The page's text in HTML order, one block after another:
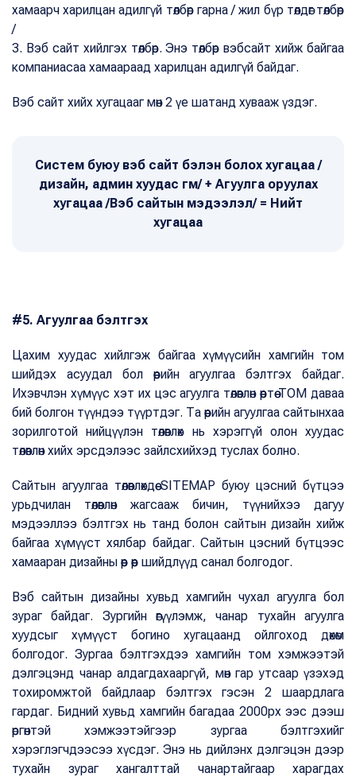
хамаарч харилцан адилгүй төлбөр гарна / жил бүр төлдөг төлбөр
/
3. Вэб сайт хийлгэх төлбөр. Энэ төлбөр вэбсайт хийж байгаа
компаниасаа хамаараад харилцан адилгүй байдаг.
Вэб сайт хийх хугацааг мөн 2 үе шатанд хувааж үздэг.
Систем буюу вэб сайт бэлэн болох хугацаа /
дизайн, админ хуудас гм/ + Агуулга оруулах
хугацаа /Вэб сайтын мэдээлэл/ = Нийт
хугацаа
#5. Агуулгаа бэлтгэх
Цахим хуудас хийлгэж байгаа хүмүүсийн хамгийн том
шийдэх асуудал бол өөрийн агуулгаа бэлтгэх байдаг.
Ихэвчлэн хүмүүс хэт их цэс агуулга төлөвлөн өөртөө ТОМ даваа
бий болгон түүндээ түүртдэг. Та өөрийн агуулгаа сайтынхаа
зорилготой нийцүүлэн төлөвлөх нь хэрэггүй олон хуудас
төлөвлөн хийх эрсдэлээс зайлсхийхэд туслах болно.
Сайтын агуулгаа төлөвлөхдөө SITEMAP буюу цэсний бүтцээ
урьдчилан төлөвлөн жагсааж бичин, түүнийхээ дагуу
мэдээллээ бэлтгэх нь танд болон сайтын дизайн хийж
байгаа хүмүүст хялбар байдаг. Сайтын цэсний бүтцээс
хамааран дизайны өөр өөр шийдлүүд санал болгодог.
Вэб сайтын дизайны хувьд хамгийн чухал агуулга бол
зураг байдаг. Зургийн өгүүлэмж, чанар тухайн агуулга
хуудсыг хүмүүст богино хугацаанд ойлгоход дөхөм
болгодог. Зургаа бэлтгэхдээ хамгийн том хэмжээтэй
дэлгэцэнд чанар алдагдахааргүй, мөн гар утсаар үзэхэд
тохиромжтой байдлаар бэлтгэх гэсэн 2 шаардлага
гардаг. Бидний хувьд хамгийн багадаа 2000px ээс дээш
өргөнтэй хэмжээтэйгээр зургаа бэлтгэхийг
хэрэглэгчдээсээ хүсдэг. Энэ нь дийлэнх дэлгэцэн дээр
тухайн зураг хангалттай чанартайгаар харагдах